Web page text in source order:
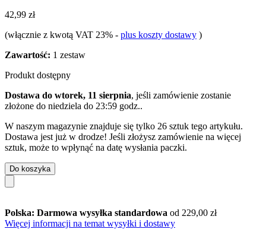
42,99 zł
(włącznie z kwotą VAT 23% - plus koszty dostawy )
Zawartość: 1 zestaw
Produkt dostępny
Dostawa do wtorek, 11 sierpnia, jeśli zamówienie zostanie
złożone do niedziela do 23:59 godz..
W naszym magazynie znajduje się tylko 26 sztuk tego artykułu.
Dostawa jest już w drodze! Jeśli złożysz zamówienie na więcej
sztuk, może to wpłynąć na datę wysłania paczki.
Do koszyka
Polska: Darmowa wysyłka standardowa od 229,00 zł
Więcej informacji na temat wysyłki i dostawy